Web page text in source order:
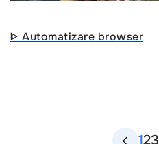
ᐈ Automatizare browser
123